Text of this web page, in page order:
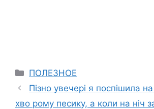
Categories
ПОЛЕЗНОЕ
Пізно увечері я поспішила
хво рому песику, а коли на ніч